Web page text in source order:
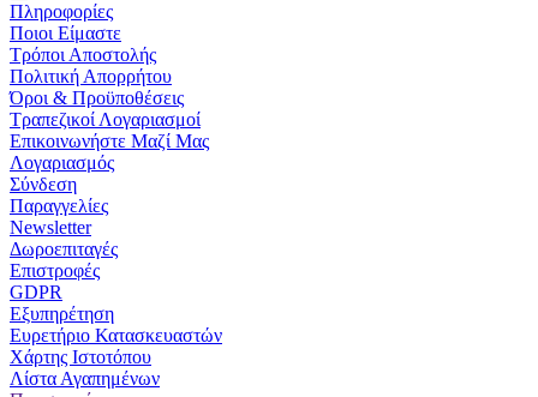
Πληροφορίες
Ποιοι Είμαστε
Τρόποι Αποστολής
Πολιτική Απορρήτου
Όροι & Προϋποθέσεις
Τραπεζικοί Λογαριασμοί
Επικοινωνήστε Μαζί Μας
Λογαριασμός
Σύνδεση
Παραγγελίες
Newsletter
Δωροεπιταγές
Επιστροφές
GDPR
Εξυπηρέτηση
Ευρετήριο Κατασκευαστών
Χάρτης Ιστοτόπου
Λίστα Αγαπημένων